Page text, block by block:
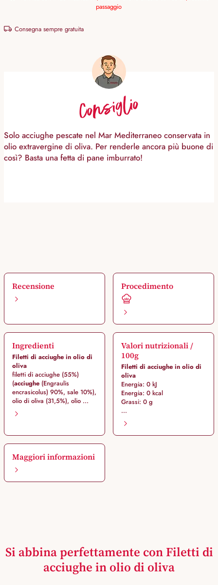
passaggio
Consegna sempre gratuita
Consiglio
Solo acciughe pescate nel Mar Mediterraneo conservata in
olio extravergine di oliva. Per renderle ancora più buone di
così? Basta una fetta di pane imburrato!
Recensione Procedimento
Ingredienti
Filetti di acciughe in olio di
oliva
filetti di acciughe (55%)
(acciughe (Engraulis
encrasicolus) 90%, sale 10%),
olio di oliva (31,5%), olio ...
Valori nutrizionali /
100g
Filetti di acciughe in olio di
oliva
Energia: 0 kJ
Energia: 0 kcal
Grassi: 0 g
...
Maggiori informazioni
Si abbina perfettamente con Filetti di
acciughe in olio di oliva